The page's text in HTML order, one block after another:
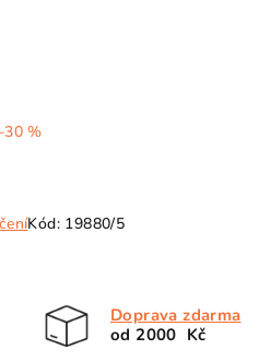
%
Kód: 19880/5
Doprava zdarma
od 2000 Kč